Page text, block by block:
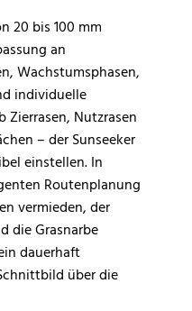
20 bis 100 mm
an
Wachstumsphasen,
individuelle
Zierrasen, Nutzrasen
– der Sunseeker
einstellen. In
Routenplanung
vermieden, der
die Grasnarbe
dauerhaft
über die